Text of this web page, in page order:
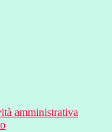
amministrativa